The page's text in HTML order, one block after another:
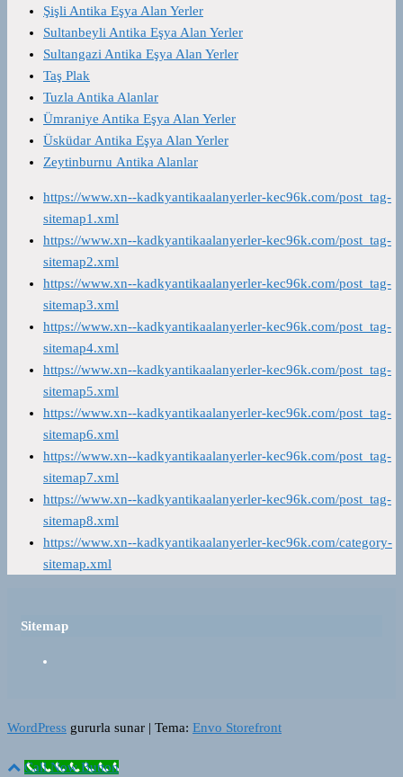
Şişli Antika Eşya Alan Yerler
Sultanbeyli Antika Eşya Alan Yerler
Sultangazi Antika Eşya Alan Yerler
Taş Plak
Tuzla Antika Alanlar
Ümraniye Antika Eşya Alan Yerler
Üsküdar Antika Eşya Alan Yerler
Zeytinburnu Antika Alanlar
https://www.xn--kadkyantikaalanyerler-kec96k.com/post_tag-
sitemap1.xml
https://www.xn--kadkyantikaalanyerler-kec96k.com/post_tag-
sitemap2.xml
https://www.xn--kadkyantikaalanyerler-kec96k.com/post_tag-
sitemap3.xml
https://www.xn--kadkyantikaalanyerler-kec96k.com/post_tag-
sitemap4.xml
https://www.xn--kadkyantikaalanyerler-kec96k.com/post_tag-
sitemap5.xml
https://www.xn--kadkyantikaalanyerler-kec96k.com/post_tag-
sitemap6.xml
https://www.xn--kadkyantikaalanyerler-kec96k.com/post_tag-
sitemap7.xml
https://www.xn--kadkyantikaalanyerler-kec96k.com/post_tag-
sitemap8.xml
https://www.xn--kadkyantikaalanyerler-kec96k.com/category-
sitemap.xml
Sitemap
WordPress gururla sunar | Tema: Envo Storefront
Call Now Button